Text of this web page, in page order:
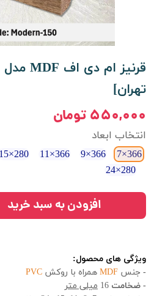
تهران]
۵۵۰,۰۰۰ تومان
ویژگی های محصول:
- جنس MDF همراه با روکش PVC
- ضخامت 16 میلی متر
انتخاب ابعاد
366×7
366×9
366×11
280×15
280×24
افزودن به سبد خرید